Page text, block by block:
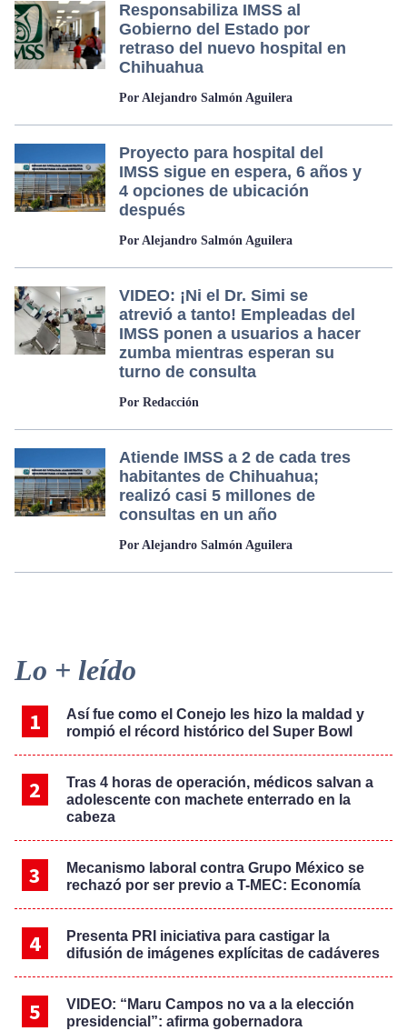
Responsabiliza IMSS al
Gobierno del Estado por
retraso del nuevo hospital en
Chihuahua
Por Alejandro Salmón Aguilera
Proyecto para hospital del
IMSS sigue en espera, 6 años y
4 opciones de ubicación
después
Por Alejandro Salmón Aguilera
VIDEO: ¡Ni el Dr. Simi se
atrevió a tanto! Empleadas del
IMSS ponen a usuarios a hacer
zumba mientras esperan su
turno de consulta
Por Redacción
Atiende IMSS a 2 de cada tres
habitantes de Chihuahua;
realizó casi 5 millones de
consultas en un año
Por Alejandro Salmón Aguilera
Primary
Sidebar
Lo + leído
Así fue como el Conejo les hizo la maldad y
rompió el récord histórico del Super Bowl
Tras 4 horas de operación, médicos salvan a
adolescente con machete enterrado en la
cabeza
Mecanismo laboral contra Grupo México se
rechazó por ser previo a T-MEC: Economía
Presenta PRI iniciativa para castigar la
difusión de imágenes explícitas de cadáveres
VIDEO: “Maru Campos no va a la elección
presidencial”: afirma gobernadora